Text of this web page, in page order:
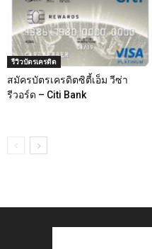
รีวิวบัตรเครดิต
สมัครบัตรเครดิตซิตี้เอ็ม วีซ่า
รีวอร์ด – Citi Bank